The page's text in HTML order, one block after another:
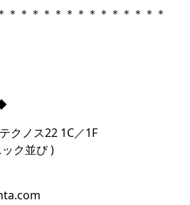
＊＊＊＊＊＊＊＊＊＊＊＊＊＊
クノス22 1C／1F
ク並び )